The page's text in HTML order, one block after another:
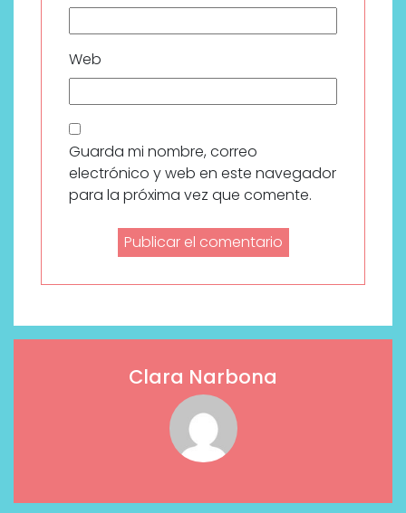
Web
Guarda mi nombre, correo
electrónico y web en este navegador
para la próxima vez que comente.
Clara Narbona